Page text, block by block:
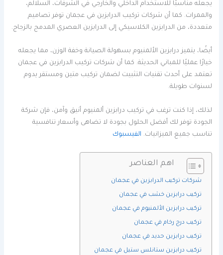
يجعله مناسبًا للاستخدام الداخلي والخارجي في الشرفات، السلالم،
والممرات. كما أن شركات تركيب الدرابزين في عجمان توفر تصاميم
متعددة، من الدرابزين الكلاسيكي إلى الدرابزين العصري المدمج بالزجاج.
أيضًا، يتميز درابزين الألمنيوم بسهولة الصيانة وخفة الوزن، مما يجعله
خيارًا عمليًا للمباني الحديثة. كما أن شركات تركيب الدرابزين في عجمان
تعتمد على أحدث تقنيات التثبيت لضمان تركيب متين ومستقر يدوم
لسنوات طويلة.
لذلك، إذا كنت ترغب في تركيب درابزين ألمنيوم أنيق وآمن، فإن شركة
الجودة توفر لك أفضل الحلول بجودة لا تضاهى وأسعار تنافسية
تناسب جميع الميزانيات. الفيسبوك
اهم العناصر
شركات تركيب الدرابزين في عجمان
تركيب درابزين خشب في عجمان
تركيب درابزين الألمنيوم في عجمان
تركيب درج رخام في عجمان
تركيب درابزين حديد في عجمان
تركيب درابزين ستانلس ستيل في عجمان